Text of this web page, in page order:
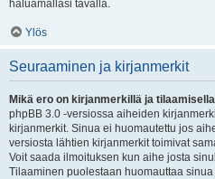
haluamallasi tavalla.
Ylös
Seuraaminen ja kirjanmerkit
Mikä ero on kirjanmerkillä ja
phpBB 3.0 -versiossa aiheiden
kirjanmerkit. Sinua ei huomautettu jos
versiosta lähtien kirjanmerkit toimivat
Voit saada ilmoituksen kun aihe josta
Tilaaminen puolestaan huomauttaa